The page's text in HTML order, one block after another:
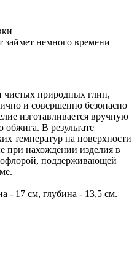
займет немного времени
чистых природных глин,
и совершенно безопасно
изготавливается вручную
В результате
температур на поверхности
при нахождении изделия в
поддерживающей
- 17 см, глубина - 13,5 см.